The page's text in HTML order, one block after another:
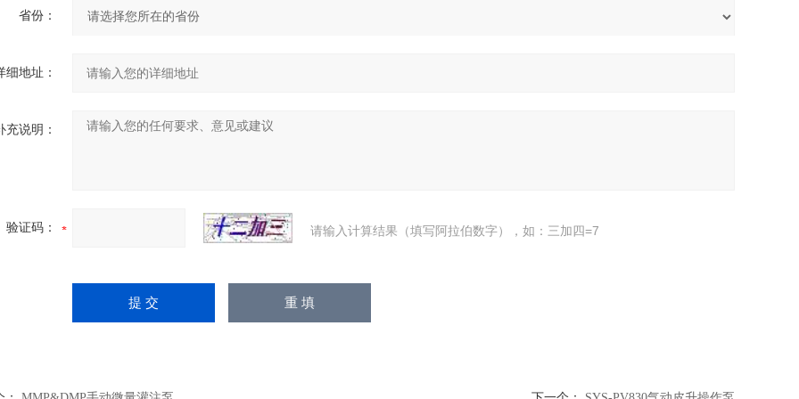
省份：
细地址：
充说明：
验证码： 请输入计算结果（填写阿拉伯数字），如：三加四=7